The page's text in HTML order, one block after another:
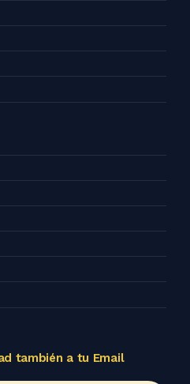
también a tu Email